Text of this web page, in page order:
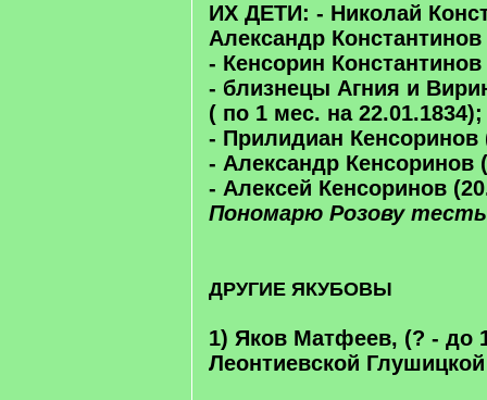
ИХ ДЕТИ: - Николай
Александр Константинов
- Кенсорин
- близнецы Агния и
( по 1 мес. на 22.01.1834);
- Прилидиан Кенсоринов
- Александр Кенсоринов
- Алексей Кенсоринов
Пономарю Розову
ДРУГИЕ ЯКУБОВЫ
1) Яков Матфеев, (? - до
Леонтиевской Глушицкой